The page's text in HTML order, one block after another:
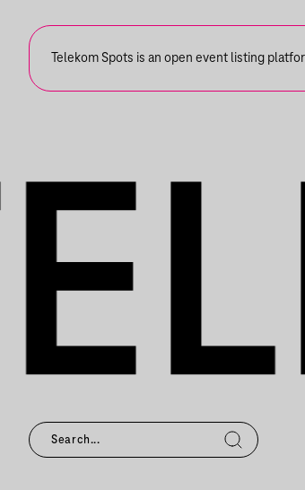
Telekom Spots is an open event listing